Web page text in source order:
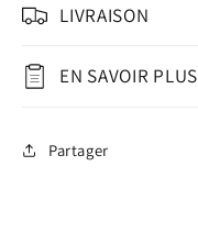
LIVRAISON
EN SAVOIR PLUS
Partager